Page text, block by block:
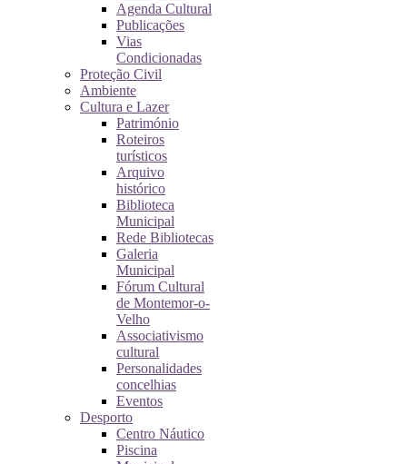
Agenda Cultural
Publicações
Vias
Condicionadas
Proteção Civil
Ambiente
Cultura e Lazer
Património
Roteiros
turísticos
Arquivo
histórico
Biblioteca
Municipal
Rede Bibliotecas
Galeria
Municipal
Fórum Cultural
de Montemor-o-
Velho
Associativismo
cultural
Personalidades
concelhias
Eventos
Desporto
Centro Náutico
Piscina